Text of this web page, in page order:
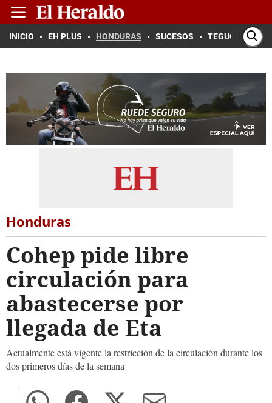
INICIO EH PLUS HONDURAS SUCESOS TEGUCIGALPA
Honduras
Cohep pide libre
circulación para
abastecerse por
llegada de Eta
Actualmente está vigente la restricción de la circulación durante los
dos primeros días de la semana